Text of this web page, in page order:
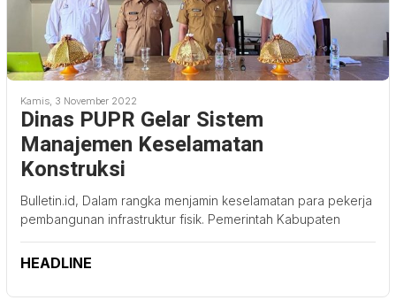
Kamis, 3 November 2022
Dinas PUPR Gelar Sistem
Manajemen Keselamatan
Konstruksi
Bulletin.id, Dalam rangka menjamin keselamatan para pekerja
pembangunan infrastruktur fisik. Pemerintah Kabupaten
HEADLINE